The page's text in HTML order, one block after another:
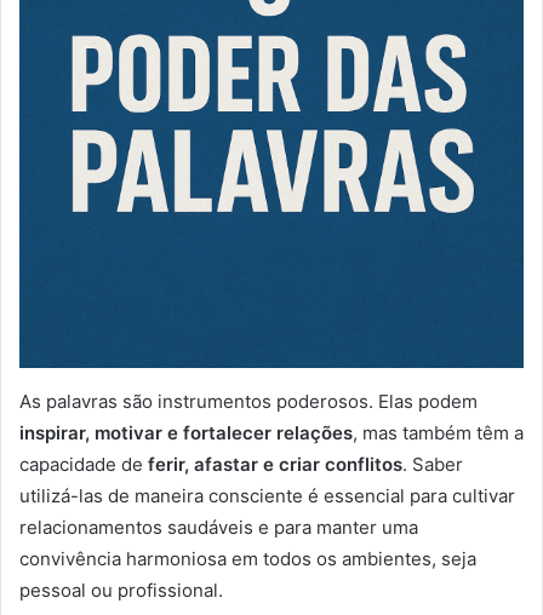
As palavras são instrumentos poderosos. Elas podem
inspirar, motivar e fortalecer relações, mas também têm a
capacidade de ferir, afastar e criar conflitos. Saber
utilizá-las de maneira consciente é essencial para cultivar
relacionamentos saudáveis e para manter uma
convivência harmoniosa em todos os ambientes, seja
pessoal ou profissional.